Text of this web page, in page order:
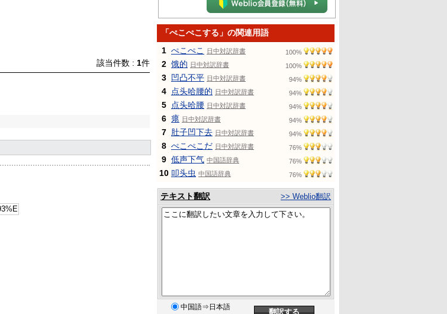
該当件数 : 1件
「ぺこぺこする」の関連用語
1 ぺこぺこ 日中対訳辞書 100%
2 饿的 日中対訳辞書 100%
3 凹凸不平 日中対訳辞書 94%
4 点头哈腰的 日中対訳辞書 94%
5 点头哈腰 日中対訳辞書 94%
6 瘪 日中対訳辞書 94%
7 肚子凹下去 日中対訳辞書 94%
8 ぺこぺこだ 日中対訳辞書 76%
9 低声下气 中国語辞典 76%
10 叩头虫 中国語辞典 76%
テキスト翻訳 >> Weblio翻訳
中国語⇒日本語